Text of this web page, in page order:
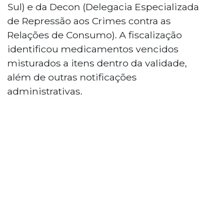
Sul) e da Decon (Delegacia Especializada
de Repressão aos Crimes contra as
Relações de Consumo). A fiscalização
identificou medicamentos vencidos
misturados a itens dentro da validade,
além de outras notificações
administrativas.